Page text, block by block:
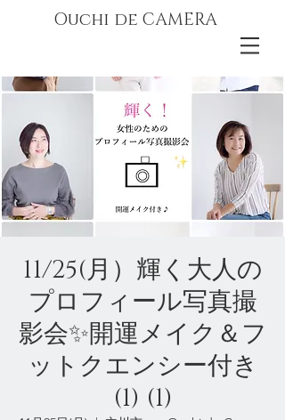
Ouchi de CAMERA
11/25(月）輝く大人の
プロフィール写真撮
影会✨開運メイク＆フ
ットクエンシー付き
(1) (1)